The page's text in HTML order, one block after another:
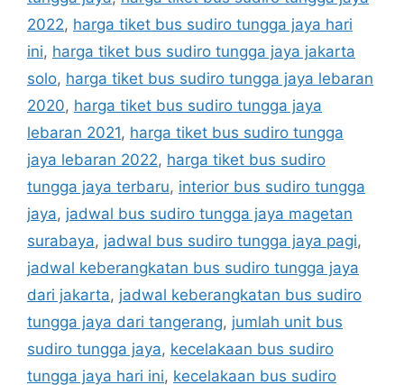
2022, harga tiket bus sudiro tungga jaya hari
ini, harga tiket bus sudiro tungga jaya jakarta
solo, harga tiket bus sudiro tungga jaya lebaran
2020, harga tiket bus sudiro tungga jaya
lebaran 2021, harga tiket bus sudiro tungga
jaya lebaran 2022, harga tiket bus sudiro
tungga jaya terbaru, interior bus sudiro tungga
jaya, jadwal bus sudiro tungga jaya magetan
surabaya, jadwal bus sudiro tungga jaya pagi,
jadwal keberangkatan bus sudiro tungga jaya
dari jakarta, jadwal keberangkatan bus sudiro
tungga jaya dari tangerang, jumlah unit bus
sudiro tungga jaya, kecelakaan bus sudiro
tungga jaya hari ini, kecelakaan bus sudiro